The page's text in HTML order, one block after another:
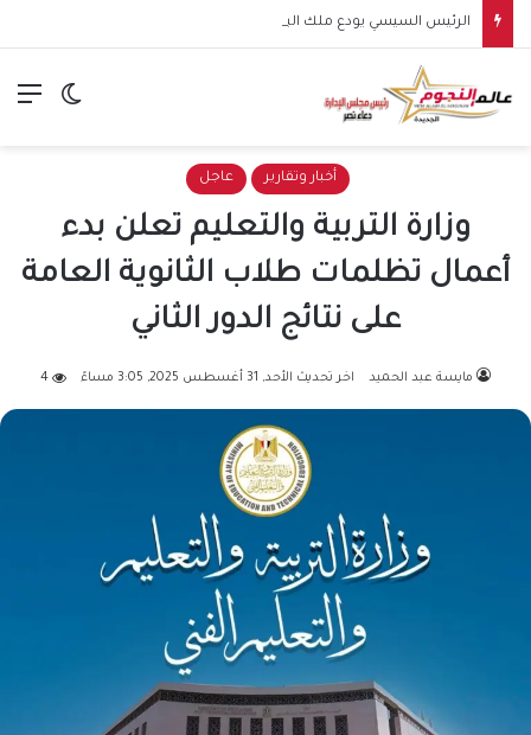
الوضع
أخبار وتقارير عاجل
وزارة التربية والتعليم تعلن بدء
أعمال تظلمات طلاب الثانوية العامة
على نتائج الدور الثاني
مايسة عبد الحميد اخر تحديث الأحد, 31 أغسطس 2025, 3:05 مساءً 4